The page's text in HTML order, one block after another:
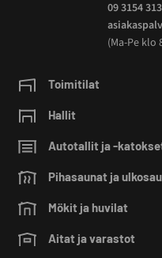
09 3154
(Ma-Pe klo
Toimitilat
Hallit
Autotallit ja -
Pihasaunat ja
Mökit ja huvilat
Aitat ja varastot